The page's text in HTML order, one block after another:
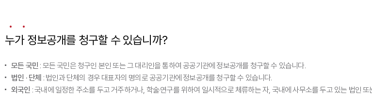
누가 정보공개를 청구할 수 있습니까?
모든 국민 : 모든 국민은 청구인 본인 또는 그 대리인을 통하여 공공기관에 정보공개를 청구할 수 있습니다.
법인 · 단체 : 법인과 단체의 경우 대표자의 명의로 공공기관에 정보공개를 청구할 수 있습니다.
외국인 : 국내에 일정한 주소를 두고 거주하거나, 학술·연구를 위하여 일시적으로 체류하는 자, 국내에 사무소를 두고 있는 법인